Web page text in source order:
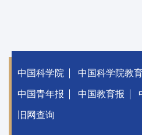
中国科学院 中国科学院教
中国青年报 中国教育报
旧网查询